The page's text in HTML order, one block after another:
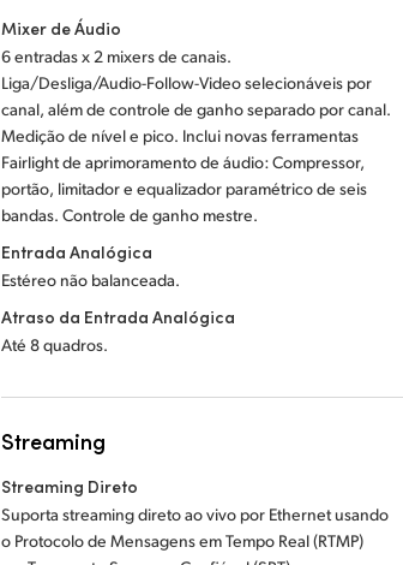
Mixer de Áudio
6 entradas x 2 mixers de canais.
Liga/Desliga/Audio-Follow-Video selecionáveis por
canal, além de controle de ganho separado por canal.
Medição de nível e pico. Inclui novas ferramentas
Fairlight de aprimoramento de áudio: Compressor,
portão, limitador e equalizador paramétrico de seis
bandas. Controle de ganho mestre.
Entrada Analógica
Estéreo não balanceada.
Atraso da Entrada Analógica
Até 8 quadros.
Streaming
Streaming Direto
Suporta streaming direto ao vivo por Ethernet usando
o Protocolo de Mensagens em Tempo Real (RTMP)